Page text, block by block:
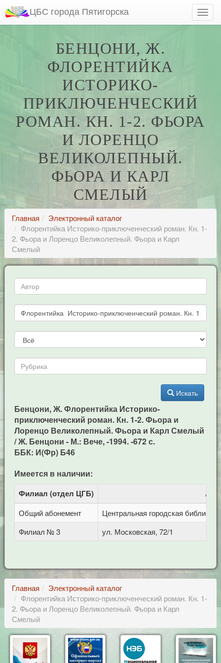
ЦБС города Пятигорска
БЕНЦОНИ, Ж.
ФЛОРЕНТИЙКА
ИСТОРИКО-
ПРИКЛЮЧЕНЧЕСКИЙ
РОМАН. КН. 1-2. ФЬОРА
И ЛОРЕНЦО
ВЕЛИКОЛЕПНЫЙ.
ФЬОРА И КАРЛ
СМЕЛЫЙ
Главная
Электронный каталог
Флорентийка Историко-приключенческий роман. Кн. 1-
2. Фьора и Лоренцо Великолепный. Фьора и Карл
Смелый
Искать
Бенцони, Ж. Флорентийка Историко-
приключенческий роман. Кн. 1-2. Фьора и
Лоренцо Великолепный. Фьора и Карл Смелый
/ Ж. Бенцони - М.: Вече, -1994. -672 с.
ББК: И(Фр) Б46
Имеется в наличии:
Филиал (отдел ЦГБ)
Общий абонемент
Центральная городская
Филиал № 3
ул. Московская, 72/1
Главная
Электронный каталог
Флорентийка Историко-приключенческий роман. Кн. 1-
2. Фьора и Лоренцо Великолепный. Фьора и Карл
Смелый